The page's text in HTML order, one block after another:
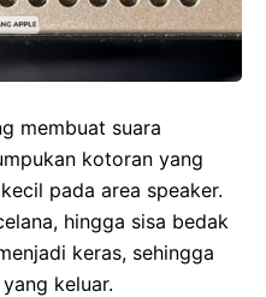
membuat suara
kotoran yang
pada area speaker.
hingga sisa bedak
keras, sehingga
keluar.